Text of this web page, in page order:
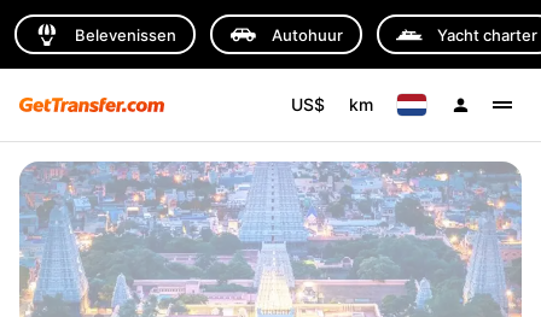
Belevenissen Autohuur Yacht charter
US$ km